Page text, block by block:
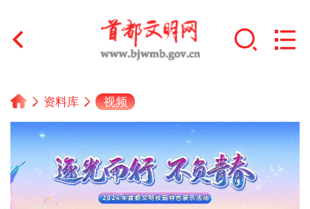
首页
文明创建
+
文明实践
文明培育
+
资料库 视频